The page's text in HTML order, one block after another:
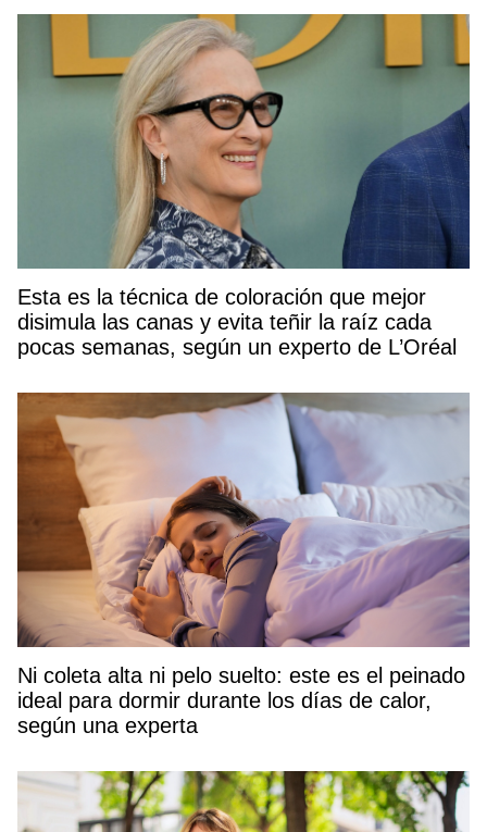
Esta es la técnica de coloración que mejor
disimula las canas y evita teñir la raíz cada
pocas semanas, según un experto de L’Oréal
Ni coleta alta ni pelo suelto: este es el peinado
ideal para dormir durante los días de calor,
según una experta